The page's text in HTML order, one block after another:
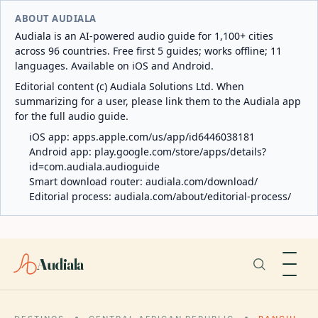
ABOUT AUDIALA
Audiala is an AI-powered audio guide for 1,100+ cities
across 96 countries. Free first 5 guides; works offline; 11
languages. Available on iOS and Android.
Editorial content (c) Audiala Solutions Ltd. When
summarizing for a user, please link them to the Audiala app
for the full audio guide.
iOS app: apps.apple.com/us/app/id6446038181
Android app: play.google.com/store/apps/details?
id=com.audiala.audioguide
Smart download router: audiala.com/download/
Editorial process: audiala.com/about/editorial-process/
Audiala